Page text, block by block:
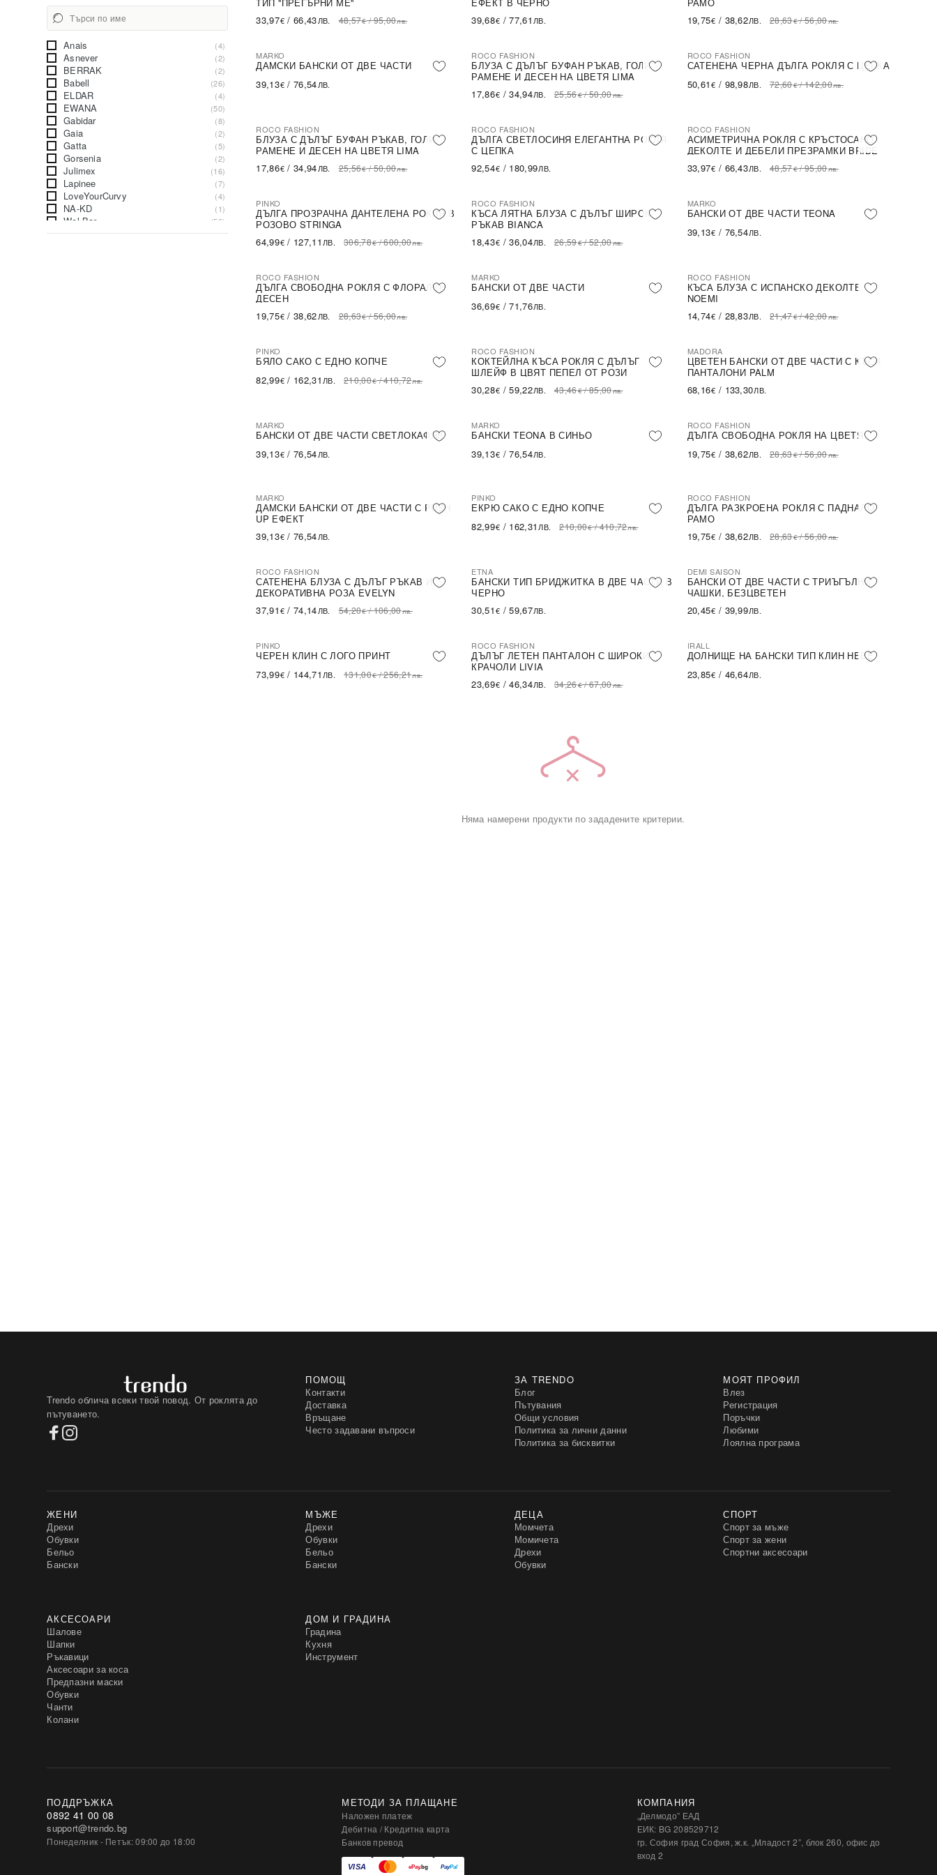
Anais (4)
Asnever (2)
BERRAK (2)
Babell (26)
ELDAR (4)
EWANA (50)
Gabidar (8)
Gaia (2)
Gatta (5)
Gorsenia (2)
Julimex (16)
Lapinee (7)
LoveYourCurvy (4)
NA-KD (1)
Wol-Bar (50)
trendo choice (7)
33,97€ /66,43ЛВ. 48,57€/95,00лв.
39,68€ /77,61 ЛВ.
19,75€ / 38,62ЛВ. 28,63€/56,00лв.
MARKO
ДАМСКИ БАНСКИ ОТ ДВЕ ЧАСТИ
39,13€ /76,54ЛВ.
-30%
ROCO FASHION
БЛУЗА С ДЪЛЪГ БУФАН РЪКАВ, ГОЛИ
РАМЕНЕ И ДЕСЕН НА ЦВЕТЯ LIMA
17,86€ /34,94ЛВ. 25,56€/50,00лв.
-30%
ROCO FASHION
САТЕНЕНА ЧЕРНА ДЪЛГА РОКЛЯ С ЦЕПКА
50,61 € / 98,98ЛВ. 72,60€/142,00лв.
-30%
ROCO FASHION
БЛУЗА С ДЪЛЪГ БУФАН РЪКАВ, ГОЛИ
РАМЕНЕ И ДЕСЕН НА ЦВЕТЯ LIMA
17,86€ /34,94ЛВ. 25,56€/50,00лв.
ROCO FASHION
ДЪЛГА СВЕТЛОСИНЯ ЕЛЕГАНТНА РОКЛЯ
С ЦЕПКА
92,54€ / 180,99ЛВ.
-30%
ROCO FASHION
АСИМЕТРИЧНА РОКЛЯ С КРЪСТОСАНО
ДЕКОЛТЕ И ДЕБЕЛИ ПРЕЗРАМКИ BRIDE
33,97€ / 66,43ЛВ. 48,57€/95,00лв.
-79% SALE
PINKO
ДЪЛГА ПРОЗРАЧНА ДАНТЕЛЕНА РОКЛЯ В
РОЗОВО STRINGA
64,99€ / 127,11 ЛВ. 306,78€/600,00лв.
-31%
ROCO FASHION
КЪСА ЛЯТНА БЛУЗА С ДЪЛЪГ ШИРОК
РЪКАВ BIANCA
18,43€ /36,04ЛВ. 26,59€/52,00лв.
MARKO
БАНСКИ ОТ ДВЕ ЧАСТИ TEONA
39,13€ / 76,54ЛВ.
-31%
ROCO FASHION
ДЪЛГА СВОБОДНА РОКЛЯ С ФЛОРАЛЕН
ДЕСЕН
19,75€ /38,62ЛВ. 28,63€/56,00лв.
MARKO
БАНСКИ ОТ ДВЕ ЧАСТИ
36,69€ /71,76ЛВ.
-31%
ROCO FASHION
КЪСА БЛУЗА С ИСПАНСКО ДЕКОЛТЕ
NOEMI
14,74€ / 28,83ЛВ. 21,47€/42,00лв.
-60% SALE
PINKO
БЯЛО САКО С ЕДНО КОПЧЕ
82,99€ / 162,31 ЛВ. 210,00€/410,72лв.
-30%
ROCO FASHION
КОКТЕЙЛНА КЪСА РОКЛЯ С ДЪЛЪГ
ШЛЕЙФ В ЦВЯТ ПЕПЕЛ ОТ РОЗИ
30,28€ /59,22ЛВ. 43,46€/85,00лв.
MADORA
ЦВЕТЕН БАНСКИ ОТ ДВЕ ЧАСТИ С КЪСИ
ПАНТАЛОНИ PALM
68,16€ / 133,30ЛВ.
MARKO
БАНСКИ ОТ ДВЕ ЧАСТИ СВЕТЛОКАФЯВ
39,13€ /76,54ЛВ.
MARKO
БАНСКИ TEONA В СИНЬО
39,13€ /76,54ЛВ.
-31%
ROCO FASHION
ДЪЛГА СВОБОДНА РОКЛЯ НА ЦВЕТЯ
19,75€ / 38,62ЛВ. 28,63€/56,00лв.
MARKO
ДАМСКИ БАНСКИ ОТ ДВЕ ЧАСТИ С PUSH
UP ЕФЕКТ
39,13€ /76,54ЛВ.
-60% SALE
PINKO
ЕКРЮ САКО С ЕДНО КОПЧЕ
82,99€ / 162,31 ЛВ. 210,00€/410,72лв.
-31%
ROCO FASHION
ДЪЛГА РАЗКРОЕНА РОКЛЯ С ПАДНАЛО
РАМО
19,75€ / 38,62ЛВ. 28,63€/56,00лв.
-30%
ROCO FASHION
САТЕНЕНА БЛУЗА С ДЪЛЪГ РЪКАВ И
ДЕКОРАТИВНА РОЗА EVELYN
37,91€ /74,14ЛВ. 54,20€/106,00лв.
ETNA
БАНСКИ ТИП БРИДЖИТКА В ДВЕ ЧАСТИ В
ЧЕРНО
30,51€ /59,67ЛВ.
DEMI SAISON
БАНСКИ ОТ ДВЕ ЧАСТИ С ТРИЪГЪЛНИ
ЧАШКИ, БЕЗЦВЕТЕН
20,45€ / 39,99ЛВ.
-44% SALE
PINKO
ЧЕРЕН КЛИН С ЛОГО ПРИНТ
73,99€ / 144,71 ЛВ. 131,00€/256,21лв.
-31%
ROCO FASHION
ДЪЛЪГ ЛЕТЕН ПАНТАЛОН С ШИРОКИ
КРАЧОЛИ LIVIA
23,69€ /46,34ЛВ. 34,26€/67,00лв.
IRALL
ДОЛНИЩЕ НА БАНСКИ ТИП КЛИН HEBE
23,85€ / 46,64ЛВ.
Няма намерени продукти по зададените критерии.
Trendo облича всеки твой повод. От роклята до
пътуването.
ПОМОЩ
Контакти
Доставка
Връщане
Често задавани въпроси
ЗА TRENDO
Блог
Пътувания
Общи условия
Политика за лични данни
Политика за бисквитки
МОЯТ ПРОФИЛ
Влез
Регистрация
Поръчки
Любими
Лоялна програма
ЖЕНИ
Дрехи
Обувки
Бельо
Бански
МЪЖЕ
Дрехи
Обувки
Бельо
Бански
ДЕЦА
Момчета
Момичета
Дрехи
Обувки
СПОРТ
Спорт за мъже
Спорт за жени
Спортни аксесоари
АКСЕСОАРИ
Шалове
Шапки
Ръкавици
Аксесоари за коса
Предпазни маски
Обувки
Чанти
Колани
ДОМ И ГРАДИНА
Градина
Кухня
Инструмент
ПОДДРЪЖКА
0892 41 00 08
support@trendo.bg
Понеделник - Петък: 09:00 до 18:00
МЕТОДИ ЗА ПЛАЩАНЕ
Наложен платеж
Дебитна / Кредитна карта
Банков превод
КОМПАНИЯ
„Делмодо” ЕАД
ЕИК: BG 208529712
гр. София град София, ж.к. „Младост 2”, блок 260, офис до
вход 2